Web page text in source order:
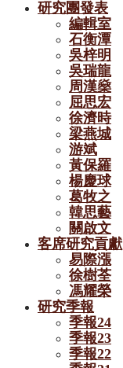
研究團發表
編輯室
石衡潭
吳梓明
吳瑞龍
周漢燊
屈思宏
徐濟時
梁燕城
游斌
黃保羅
楊慶球
葛牧之
韓思藝
關啟文
客席研究貢獻
易際漲
徐樹荃
馮耀榮
研究季報
季報24
季報23
季報22